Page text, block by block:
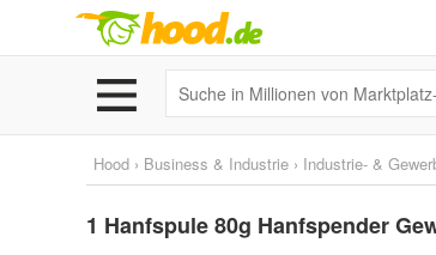
Hood › Business & Industrie › Industrie- &
1 Hanfspule 80g Hanfspender